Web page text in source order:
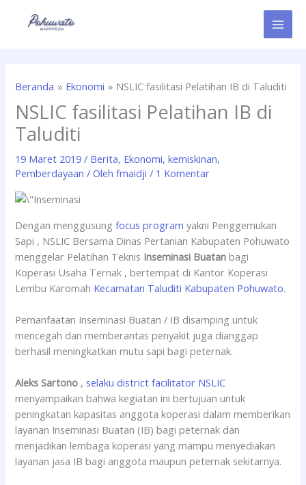
Beranda Ekonomi NSLIC fasilitasi Pelatihan IB di Taluditi
NSLIC fasilitasi Pelatihan IB di
Taluditi
19 Maret 2019/ Berita, Ekonomi,kemiskinan,
Pemberdayaan / Olehfmaidji/ 1 Komentar
Dengan menggusungfocus programyakni Penggemukan
Sapi , NSLIC Bersama Dinas Pertanian Kabupaten Pohuwato
menggelar Pelatihan Teknis Inseminasi Buatan bagi
Koperasi Usaha Ternak , bertempat di Kantor Koperasi
Lembu Karomah Kecamatan Taluditi Kabupaten Pohuwato.
Pemanfaatan Inseminasi Buatan / IB disamping untuk
mencegah dan memberantas penyakit juga dianggap
berhasil meningkatkan mutu sapi bagi peternak.
Aleks Sartono , selaku district facilitator NSLIC
menyampaikan bahwa kegiatan ini bertujuan untuk
peningkatan kapasitas anggota koperasi dalam memberikan
layanan Inseminasi Buatan (IB) bagi peternak dan
menjadikan lembaga koperasi yang mampu menyediakan
layanan jasa IB bagi anggota maupun peternak sekitarnya.